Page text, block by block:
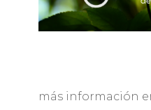
más información